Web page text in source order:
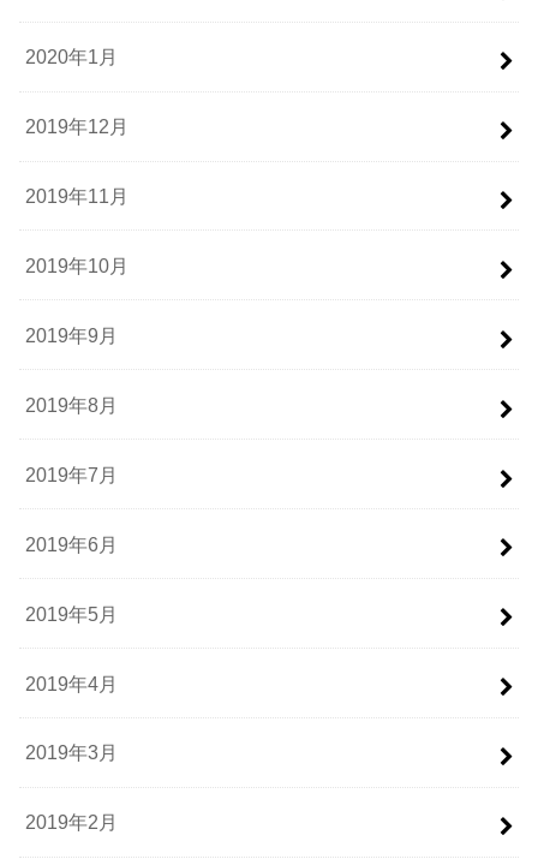
2020年1月
2019年12月
2019年11月
2019年10月
2019年9月
2019年8月
2019年7月
2019年6月
2019年5月
2019年4月
2019年3月
2019年2月